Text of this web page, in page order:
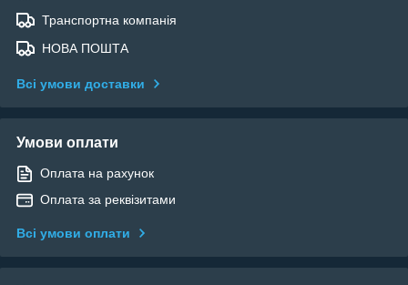
Транспортна компанія
НОВА ПОШТА
Всі умови доставки
Умови оплати
Оплата на рахунок
Оплата за реквізитами
Всі умови оплати